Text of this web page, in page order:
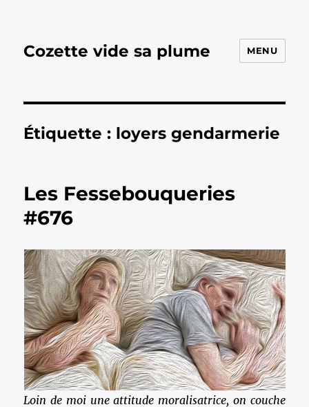
Cozette vide sa plume MENU
Étiquette : loyers gendarmerie
Les Fessebouqueries
#676
Loin de moi une attitude moralisatrice, on couche